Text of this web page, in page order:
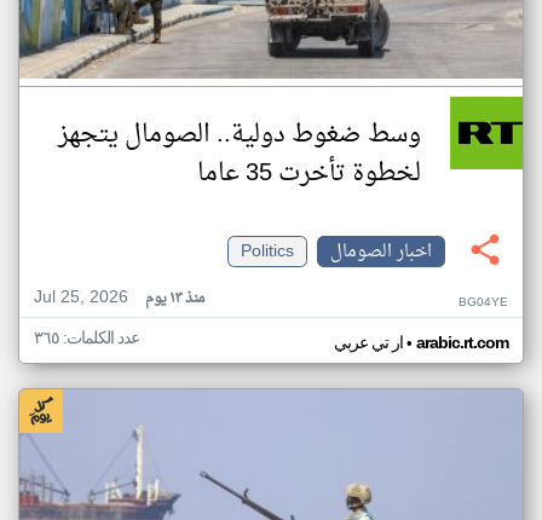
وسط ضغوط دولية.. الصومال يتجهز
لخطوة تأخرت 35 عاما
اخبار الصومال
Politics
Jul 25, 2026
منذ ١٣ يوم BG04YE
ار تي عربي• arabic.rt.com عدد الكلمات: ٣٦٥